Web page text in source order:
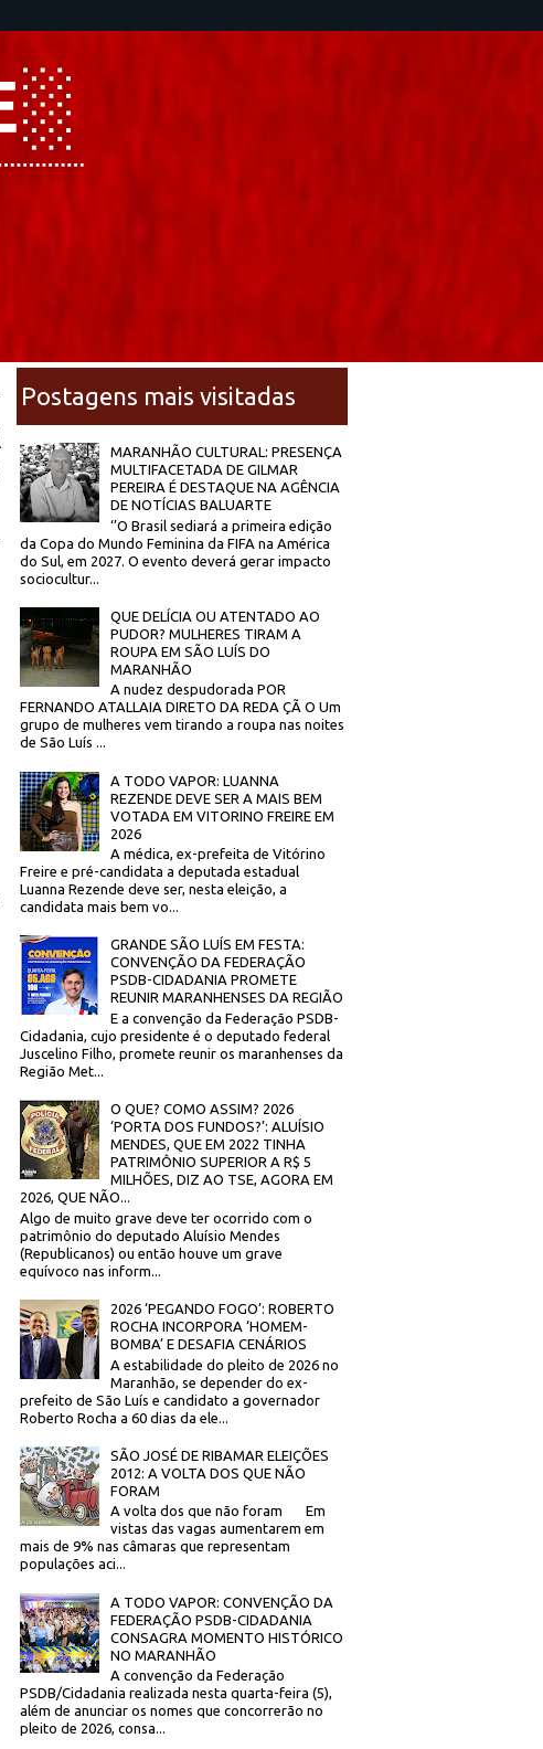
Postagens mais visitadas
MARANHÃO CULTURAL: PRESENÇA
MULTIFACETADA DE GILMAR
PEREIRA É DESTAQUE NA AGÊNCIA
DE NOTÍCIAS BALUARTE
‘’O Brasil sediará a primeira edição
da Copa do Mundo Feminina da FIFA na América
do Sul, em 2027. O evento deverá gerar impacto
sociocultur...
QUE DELÍCIA OU ATENTADO AO
PUDOR? MULHERES TIRAM A
ROUPA EM SÃO LUÍS DO
MARANHÃO
A nudez despudorada POR
FERNANDO ATALLAIA DIRETO DA REDA ÇÃ O Um
grupo de mulheres vem tirando a roupa nas noites
de São Luís ...
A TODO VAPOR: LUANNA
REZENDE DEVE SER A MAIS BEM
VOTADA EM VITORINO FREIRE EM
2026
A médica, ex-prefeita de Vitórino
Freire e pré-candidata a deputada estadual
Luanna Rezende deve ser, nesta eleição, a
candidata mais bem vo...
GRANDE SÃO LUÍS EM FESTA:
CONVENÇÃO DA FEDERAÇÃO
PSDB-CIDADANIA PROMETE
REUNIR MARANHENSES DA REGIÃO
E a convenção da Federação PSDB-
Cidadania, cujo presidente é o deputado federal
Juscelino Filho, promete reunir os maranhenses da
Região Met...
O QUE? COMO ASSIM? 2026
‘PORTA DOS FUNDOS?’: ALUÍSIO
MENDES, QUE EM 2022 TINHA
PATRIMÔNIO SUPERIOR A R$ 5
MILHÕES, DIZ AO TSE, AGORA EM
2026, QUE NÃO...
Algo de muito grave deve ter ocorrido com o
patrimônio do deputado Aluísio Mendes
(Republicanos) ou então houve um grave
equívoco nas inform...
2026 ‘PEGANDO FOGO’: ROBERTO
ROCHA INCORPORA ‘HOMEM-
BOMBA’ E DESAFIA CENÁRIOS
A estabilidade do pleito de 2026 no
Maranhão, se depender do ex-
prefeito de São Luís e candidato a governador
Roberto Rocha a 60 dias da ele...
SÃO JOSÉ DE RIBAMAR ELEIÇÕES
2012: A VOLTA DOS QUE NÃO
FORAM
A volta dos que não foram Em
vistas das vagas aumentarem em
mais de 9% nas câmaras que representam
populações aci...
A TODO VAPOR: CONVENÇÃO DA
FEDERAÇÃO PSDB-CIDADANIA
CONSAGRA MOMENTO HISTÓRICO
NO MARANHÃO
A convenção da Federação
PSDB/Cidadania realizada nesta quarta-feira (5),
além de anunciar os nomes que concorrerão no
pleito de 2026, consa...